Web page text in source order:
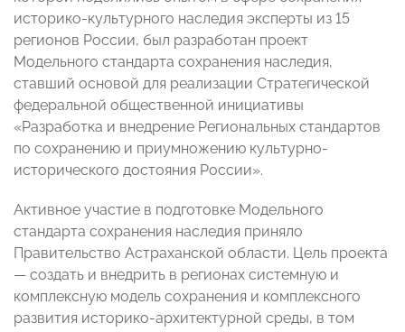
историко-культурного наследия эксперты из 15
регионов России, был разработан проект
Модельного стандарта сохранения наследия,
ставший основой для реализации Стратегической
федеральной общественной инициативы
«Разработка и внедрение Региональных стандартов
по сохранению и приумножению культурно-
исторического достояния России».
Активное участие в подготовке Модельного
стандарта сохранения наследия приняло
Правительство Астраханской области. Цель проекта
— создать и внедрить в регионах системную и
комплексную модель сохранения и комплексного
развития историко-архитектурной среды, в том